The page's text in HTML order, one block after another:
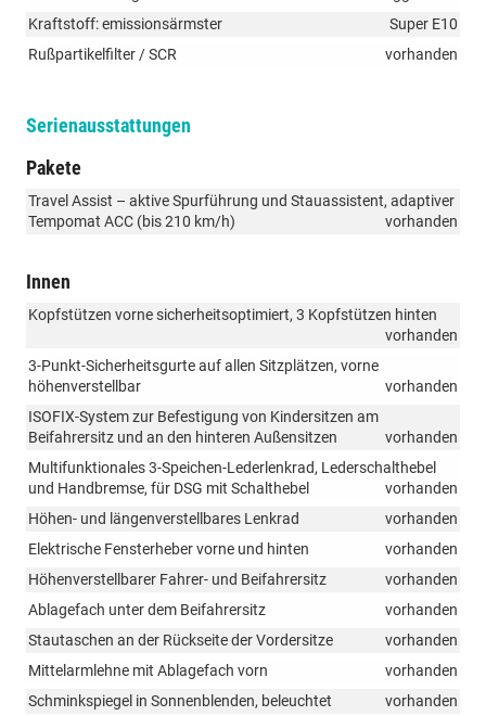
Kraftstoff: emissionsärmster
Super E10
Rußpartikelfilter / SCR
vorhanden
Serienausstattungen
Pakete
Travel Assist – aktive Spurführung und Stauassistent, adaptiver
Tempomat ACC (bis 210 km/h)
vorhanden
Innen
Kopfstützen vorne sicherheitsoptimiert, 3 Kopfstützen hinten
vorhanden
3-Punkt-Sicherheitsgurte auf allen Sitzplätzen, vorne
höhenverstellbar
vorhanden
ISOFIX-System zur Befestigung von Kindersitzen am
Beifahrersitz und an den hinteren Außensitzen
vorhanden
Multifunktionales 3-Speichen-Lederlenkrad, Lederschalthebel
und Handbremse, für DSG mit Schalthebel
vorhanden
Höhen- und längenverstellbares Lenkrad
vorhanden
Elektrische Fensterheber vorne und hinten
vorhanden
Höhenverstellbarer Fahrer- und Beifahrersitz
vorhanden
Ablagefach unter dem Beifahrersitz
vorhanden
Stautaschen an der Rückseite der Vordersitze
vorhanden
Mittelarmlehne mit Ablagefach vorn
vorhanden
Schminkspiegel in Sonnenblenden, beleuchtet
vorhanden